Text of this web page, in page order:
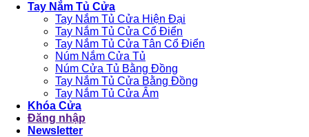
Tay Nắm Tủ Cửa
Tay Nắm Tủ Cửa Hiện Đại
Tay Nắm Tủ Cửa Cổ Điển
Tay Nắm Tủ Cửa Tân Cổ Điển
Núm Nắm Cửa Tủ
Núm Cửa Tủ Bằng Đồng
Tay Nắm Tủ Cửa Bằng Đồng
Tay Nắm Tủ Cửa Âm
Khóa Cửa
Đăng nhập
Newsletter